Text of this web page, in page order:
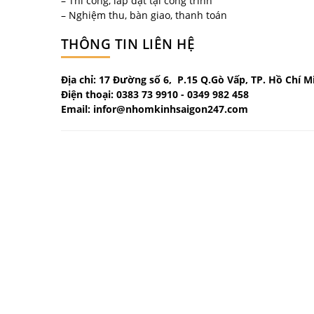
– Nghiệm thu, bàn giao, thanh toán
THÔNG TIN LIÊN HỆ
Địa chỉ: 17 Đường số 6, P.15 Q.Gò Vấp, TP. Hồ Chí
Điện thoại: 0383 73 9910 - 0349 982 458
Email: infor@nhomkinhsaigon247.com